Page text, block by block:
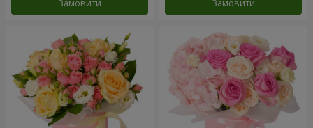
Замовити Замовити